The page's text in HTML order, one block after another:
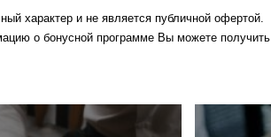
характер и не является публичной офертой.
о бонусной программе Вы можете получить